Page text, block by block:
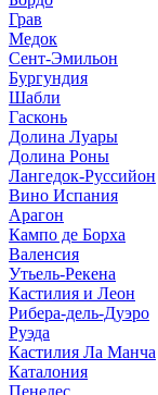
Грав
Медок
Сент-Эмильон
Бургундия
Шабли
Гасконь
Долина Луары
Долина Роны
Лангедок-Руссийон
Вино Испания
Арагон
Кампо де Борха
Валенсия
Утьель-Рекена
Кастилия и Леон
Рибера-дель-Дуэро
Руэда
Кастилия Ла Манча
Каталония